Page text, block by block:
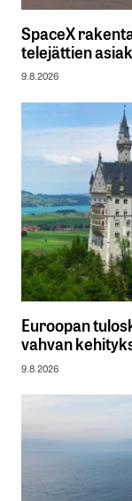
SpaceX
telejättien
9.8.2026
Euroopan
vahvan
9.8.2026